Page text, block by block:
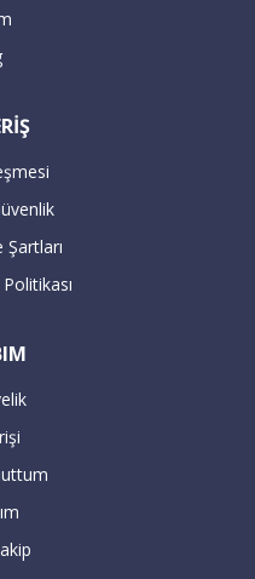
beyaz
bir sonraki gün
havale